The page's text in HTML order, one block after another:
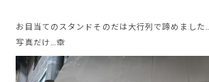
お目当てのスタンドそのだは大行列で諦めました…
写真だけ…🙈